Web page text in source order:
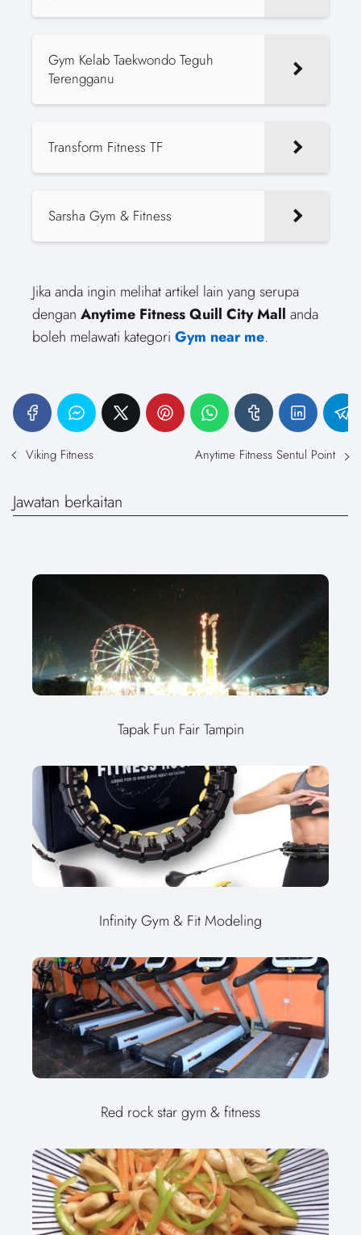
Gym Kelab Taekwondo Teguh
Terengganu
Transform Fitness TF
Sarsha Gym & Fitness
Jika anda ingin melihat artikel lain yang serupa
dengan Anytime Fitness Quill City Mall anda
boleh melawati kategori Gym near me.
Viking Fitness Anytime Fitness Sentul Point
Jawatan berkaitan
Tapak Fun Fair Tampin
Infinity Gym & Fit Modeling
Red rock star gym & fitness